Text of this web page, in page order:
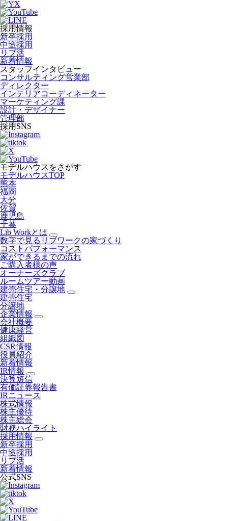
採用情報
新卒採用
中途採用
リブ活
新着情報
スタッフインタビュー
コンサルティング営業部
ディレクター
インテリアコーディネーター
マーケティング課
設計・デザイナー
管理部
採用SNS
モデルハウスをさがす
モデルハウスTOP
熊本
福岡
大分
佐賀
鹿児島
千葉
Lib Workとは
数字で見るリブワークの家づくり
コストパフォーマンス
家ができるまでの流れ
ご購入者様の声
オーナーズクラブ
ルームツアー動画
建売住宅・分譲地
建売住宅
分譲地
企業情報
会社概要
健康経営
組織図
CSR情報
役員紹介
新着情報
IR情報
決算短信
有価証券報告書
IRニュース
株式情報
株主優待
株主総会
財務ハイライト
採用情報
新卒採用
中途採用
リブ活
新着情報
公式SNS